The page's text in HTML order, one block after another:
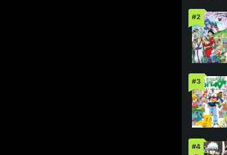
#2
#3
#4